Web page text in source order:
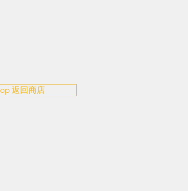
返回商店